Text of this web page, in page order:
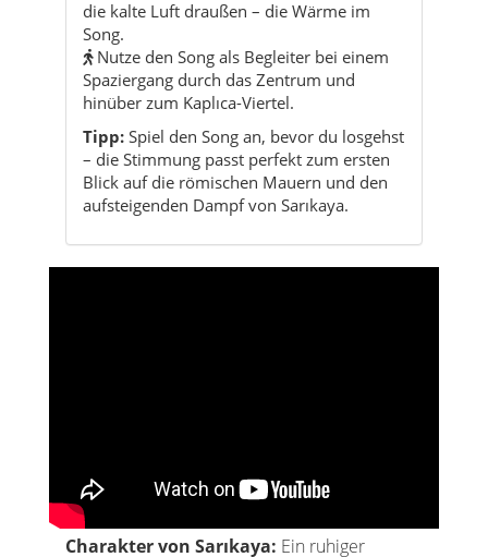
Tipp:Spiel den Song an, bevor du losgehst
– die Stimmung passt perfekt zum ersten
Blick auf die römischen Mauern und den
aufsteigenden Dampf von Sarıkaya.
Zentralanatolien, in dem römische Mauern,
dampfende Quellen und die weite Bozkır ein
überraschend sanftes Gesamtbild ergeben.